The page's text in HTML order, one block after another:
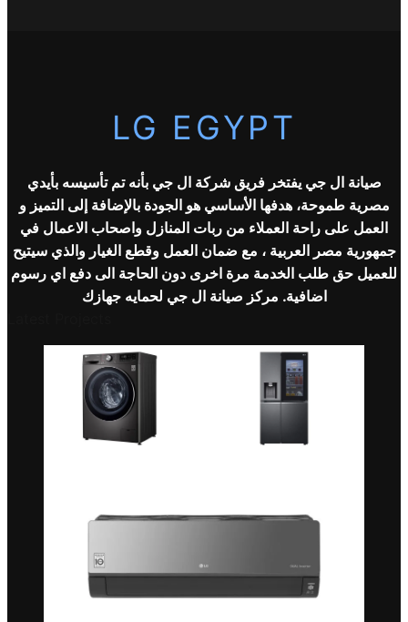
LG EGYPT
صيانة ال جي يفتخر فريق شركةال جيبأنه تم تأسيسه بأيدي
مصرية طموحة، هدفها الأساسي هو الجودة بالإضافة إلى التميز و
العمل على راحة العملاء من ربات المنازل واصحاب الاعمال في
جمهورية مصر العربية ، مع ضمان العمل وقطع الغيار والذي سيتيح
للعميل حق طلب الخدمة مرة اخرى دون الحاجة الى دفع اي رسوم
اضافية. مركز صيانةال جي لحمايه جهازك